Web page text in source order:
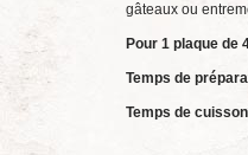
gâteaux ou
Pour 1 plaque de
Temps de
Temps de